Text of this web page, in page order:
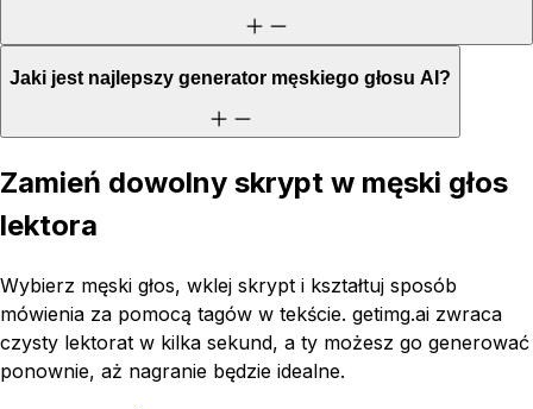
Jaki jest najlepszy generator męskiego głosu AI?
Zamień dowolny skrypt w męski głos
lektora
Wybierz męski głos, wklej skrypt i kształtuj sposób
mówienia za pomocą tagów w tekście. getimg.ai zwraca
czysty lektorat w kilka sekund, a ty możesz go generować
ponownie, aż nagranie będzie idealne.